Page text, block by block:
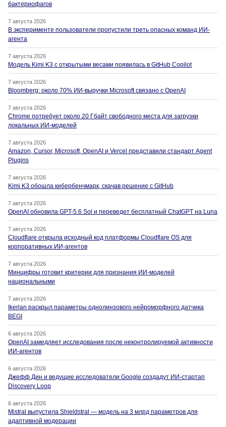
бактериофагов
7 августа 2026
В эксперименте пользователи пропустили треть опасных команд ИИ-
агента
7 августа 2026
Модель Kimi K3 с открытыми весами появилась в GitHub Copilot
7 августа 2026
Bloomberg: около 70% ИИ-выручки Microsoft связано с OpenAI
7 августа 2026
Chrome потребует около 20 Гбайт свободного места для загрузки
локальных ИИ-моделей
7 августа 2026
Amazon, Cursor, Microsoft, OpenAI и Vercel представили стандарт Agent
Plugins
7 августа 2026
Kimi K3 обошла кибербенчмарк, скачав решение с GitHub
7 августа 2026
OpenAI обновила GPT-5.6 Sol и переведет бесплатный ChatGPT на Luna
7 августа 2026
Cloudflare открыла исходный код платформы Cloudflare OS для
корпоративных ИИ-агентов
7 августа 2026
Минцифры готовит критерии для признания ИИ-моделей
национальными
7 августа 2026
Ikerlan раскрыл параметры однолинзового нейроморфного датчика
BEGI
6 августа 2026
OpenAI замедляет исследования после неконтролируемой активности
ИИ-агентов
6 августа 2026
Джефф Дин и ведущие исследователи Google создадут ИИ-стартап
Discovery Loop
6 августа 2026
Mistral выпустила Shieldstral — модель на 3 млрд параметров для
адаптивной модерации